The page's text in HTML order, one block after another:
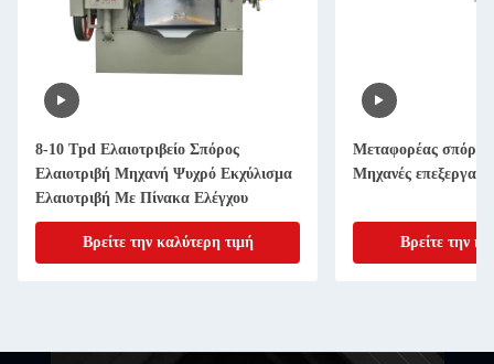
8-10 Tpd Ελαιοτριβείο Σπόρος
Ελαιοτριβή Μηχανή Ψυχρό Εκχύλισμα
Ελαιοτριβή Με Πίνακα Ελέγχου
Βρείτε την καλύτερη τιμή
Μεταφορέας
Μηχανές
Βρείτε την